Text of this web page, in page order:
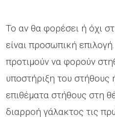
Το αν θα φορέσει ή όχι
είναι προσωπική
προτιμούν να φορούν
υποστήριξη του στήθους
επιθέματα στήθους στη
διαρροή γάλακτος τις